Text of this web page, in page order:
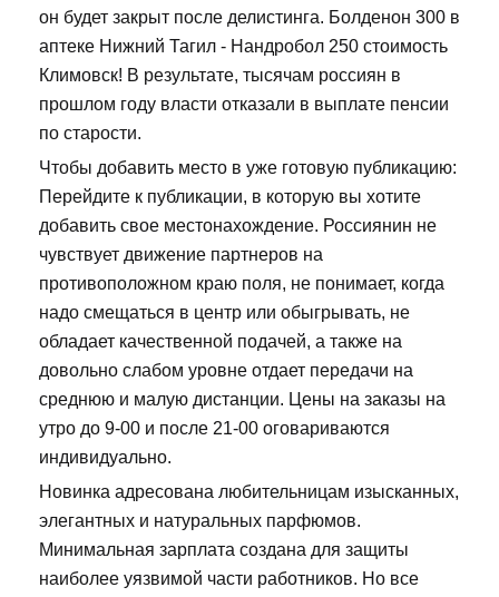
он будет закрыт после делистинга. Болденон 300 в
аптеке Нижний Тагил - Нандробол 250 стоимость
Климовск! В результате, тысячам россиян в
прошлом году власти отказали в выплате пенсии
по старости.
Чтобы добавить место в уже готовую публикацию:
Перейдите к публикации, в которую вы хотите
добавить свое местонахождение. Россиянин не
чувствует движение партнеров на
противоположном краю поля, не понимает, когда
надо смещаться в центр или обыгрывать, не
обладает качественной подачей, а также на
довольно слабом уровне отдает передачи на
среднюю и малую дистанции. Цены на заказы на
утро до 9-00 и после 21-00 оговариваются
индивидуально.
Новинка адресована любительницам изысканных,
элегантных и натуральных парфюмов.
Минимальная зарплата создана для защиты
наиболее уязвимой части работников. Но все